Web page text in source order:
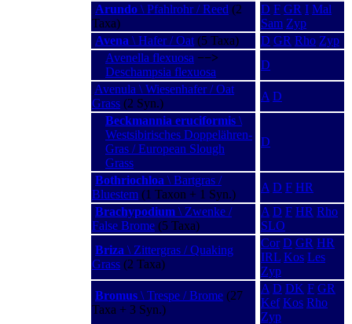
Arundo \ Pfahlrohr / Reed (2
Taxa)
D F GR I Mal
Sam Zyp
Avena \ Hafer / Oat (5 Taxa) D GR Rho Zyp
Avenella flexuosa −−>
Deschampsia flexuosa
D
Avenula \ Wiesenhafer / Oat
Grass (2 Syn.)
A D
Beckmannia eruciformis \
Westsibirisches Doppelähren-
Gras / European Slough
Grass
D
Bothriochloa \ Bartgras /
Bluestem (1 Taxon + 1 Syn.)
A D F HR
Brachypodium \ Zwenke /
False Brome (5 Taxa)
A D F HR Rho
SLO
Briza \ Zittergras / Quaking
Grass (2 Taxa)
Cor D GR HR
IRL Kos Les
Zyp
Bromus \ Trespe / Brome (27
Taxa + 3 Syn.)
A D DK F GR
Kef Kos Rho
Zyp